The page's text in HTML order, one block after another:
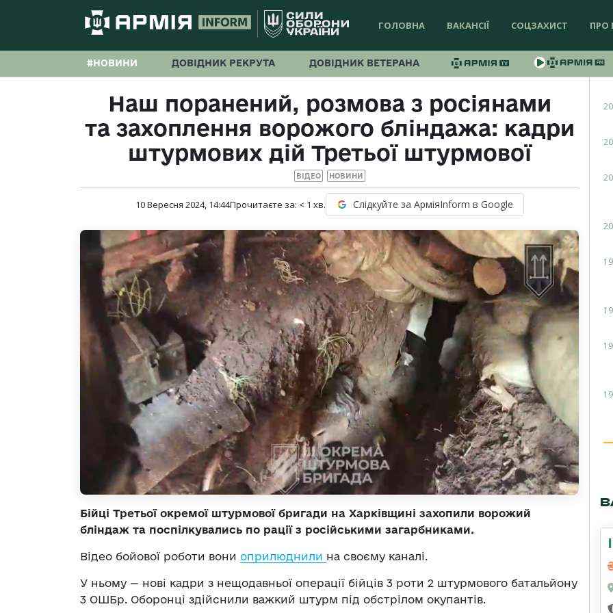
ГОЛОВНА ВАКАНСІЇ СОЦЗАХИСТ ПРО
#НОВИНИ ДОВІДНИК РЕКРУТА ДОВІДНИК ВЕТЕРАНА
Наш поранений, розмова з росіянами
та захоплення ворожого бліндажа: кадри
штурмових дій Третьої штурмової
ВІДЕО НОВИНИ
10 Вересня 2024, 14:44Прочитаєте за: < 1 хв. Слідкуйте за АрміяInform в Google
Бійці Третьої окремої штурмової бригади на Харківщині захопили ворожий
бліндаж та поспілкувались по рації з російськими загарбниками.
Відео бойової роботи вони оприлюднили на своєму каналі.
У ньому — нові кадри з нещодавньої операції бійців 3 роти 2 штурмового батальйону
3 ОШБр. Оборонці здійснили важкий штурм під обстрілом окупантів.